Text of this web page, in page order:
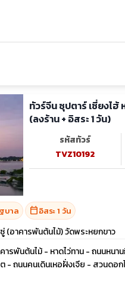
ทัวร์จีน ซุปตาร์ เซี่ยงไฮ้
(ลงร้าน + อิสระ 1 วัน)
รหัสทัวร์
TVZ10192
บาล calendar_todayอิสระ 1 วัน
(อาคารพันต้นไม้) วัดพระหยกขาว
รพันต้นไม้ - หาดไว่ทาน - ถนนหนา
ต - ถนนคนเดินเหอฝั่งเจีย - สวนด